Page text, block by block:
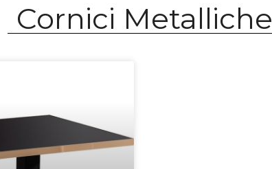
Cornici Metalliche